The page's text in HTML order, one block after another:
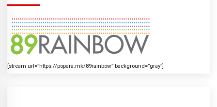
[stream url=”https://popara.mk/89rainbow” background=”gray”]